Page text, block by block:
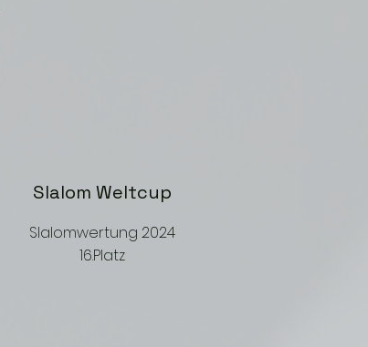
Slalom Weltcup
Slalomwertung 2024
16.Platz